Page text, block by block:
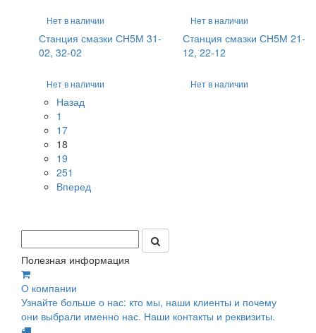
Нет в наличии Нет в наличии
Станция смазки СН5М 31-
02, 32-02
Нет в наличии
Станция смазки СН5М 21-
12, 22-12
Нет в наличии
Назад
1
17
18
19
251
Вперед
Полезная информация
О компании
Узнайте больше о нас: кто мы, наши клиенты и почему
они выбрали именно нас. Наши контакты и реквизиты.